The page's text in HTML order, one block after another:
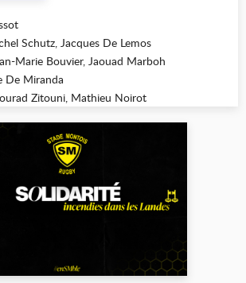
Schutz, Jacques De Lemos
Marie Bouvier, Jaouad Marboh
De Miranda
Zitouni, Mathieu Noirot